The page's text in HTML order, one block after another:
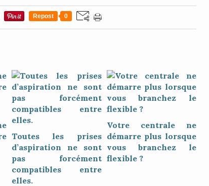
Repost 0
Toutes les prises
d’aspiration ne sont
pas forcément
compatibles entre
elles.
Votre centrale ne
démarre plus lorsque
vous branchez le
flexible ?